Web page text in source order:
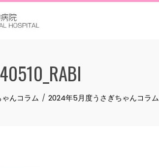
ゃんコラム 2024年5月度うさぎちゃんコラム